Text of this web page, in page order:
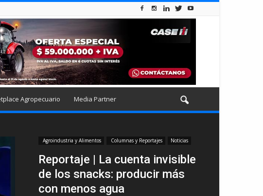
Agropecuario Media Partner
Agroindustria y Alimentos Columnas y Reportajes Noticias
Reportaje | La cuenta invisible
de los snacks: producir más
con menos agua